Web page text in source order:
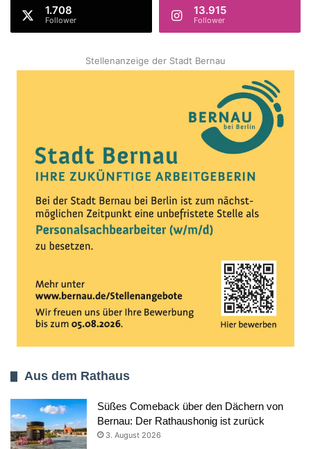
1.708
Follower
13.915
Follower
Stellenanzeige der Stadt Bernau
Aus dem Rathaus
Süßes Comeback über den Dächern von
Bernau: Der Rathaushonig ist zurück
3. August 2026